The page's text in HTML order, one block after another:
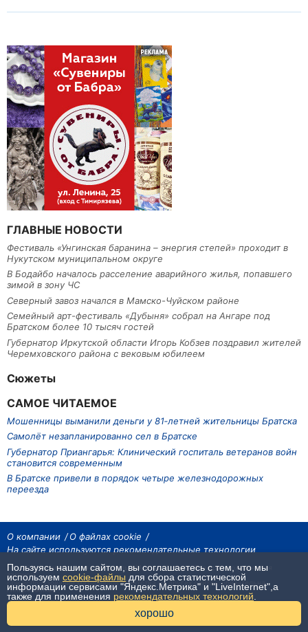
ГЛАВНЫЕ НОВОСТИ
Фестиваль «Унгинская баранина – энергия степей» проходит в
Нукутском муниципальном округе
В Бодайбо началось расселение аварийного жилья, попавшего
зимой в зону ЧС
Северный завоз начался в Мамско-Чуйском районе
Семейный арт-фестиваль «Дубыня» собрал на Ангаре под
Братском более 10 тысяч гостей
Губернатор Иркутской области Игорь Кобзев поздравил жителей
Черемховского района с вековым юбилеем
Сюжеты
САМОЕ ЧИТАЕМОЕ
Мошенницы выманили деньги у 81‑летней жительницы Братска
Самолёт незапланированно сел в Братске
Губернатор Приангарья: Клинический госпиталь ветеранов войн
становится современным
В Братске привели в порядок четыре железнодорожных
переезда
О компании
О файлах cookie
На сайте используются рекомендательные технологии
На сайте размещаются материалы ИА «Наш Север». Все права охраняются
законом.
При использовании материалов агентства на других сайтах, обязательна
гиперссылка.
Пользуясь нашим сайтом, вы соглашаетесь с тем, что мы
используем cookie-файлы для сбора статистической
информации сервисами "Яндекс.Метрика" и "LiveInternet",а
также для применения рекомендательных технологий
хорошо